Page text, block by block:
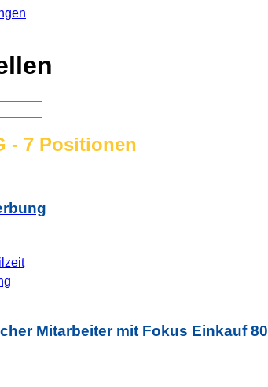
- 7 Positionen
Mitarbeiter mit Fokus Einkauf